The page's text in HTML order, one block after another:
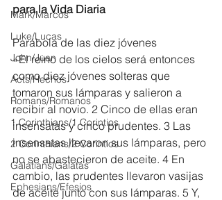
Mark/Marcos
Luke/Lucas
John/Juan
Acts/Hechos
Romans/Romanos
1 Corinthians/1 Corintios
2 Corinthians/2 Corintios
Galatians/Gálatas
Ephesians/Efesios
para la Vida Diaria
Parábola de las diez jóvenes
»El reino de los cielos será entonces
como diez jóvenes solteras que
tomaron sus lámparas y salieron a
recibir al novio. 2 Cinco de ellas eran
insensatas y cinco prudentes. 3 Las
insensatas llevaron sus lámparas, pero
no se abastecieron de aceite. 4 En
cambio, las prudentes llevaron vasijas
de aceite junto con sus lámparas. 5 Y,